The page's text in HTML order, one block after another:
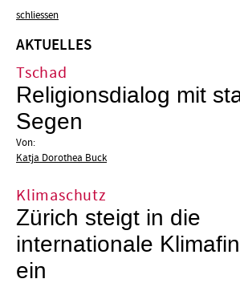
schliessen
AKTUELLES
Tschad
Religionsdialog mit
Segen
Von:
Katja Dorothea Buck
Klimaschutz
Zürich steigt in die
internationale
ein